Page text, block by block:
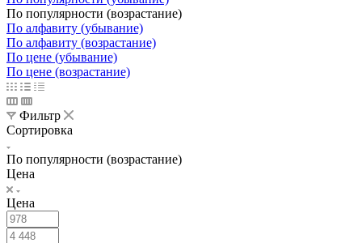
По популярности (возрастание)
По алфавиту (убывание)
По алфавиту (возрастание)
По цене (убывание)
По цене (возрастание)
Фильтр
Сортировка
По популярности (возрастание)
Цена
Цена